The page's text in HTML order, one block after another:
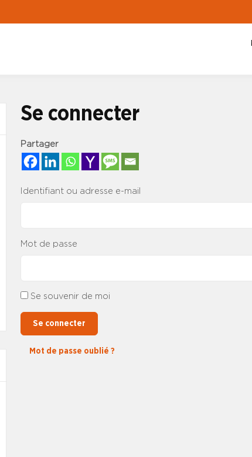
Se connecter
Partager
Identifiant ou adresse e-mail
Mot de passe
Se souvenir de moi
Se connecter
Mot de passe oublié ?